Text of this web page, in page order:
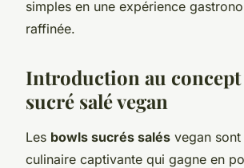
simples en une expérience
raffinée.
Introduction au concept
sucré salé vegan
Les bowls sucrés salés vegan
culinaire captivante qui gagne en